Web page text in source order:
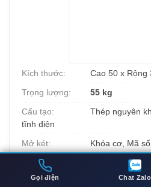
Gọi điện Chat Zalo
Kích thước:
Cao 50 x Rộng
Trọng lượng:
55 kg
Cấu tạo:
Thép nguyên
tĩnh điện
Mở két:
Khóa cơ, Mã
điện thoại
5.690.000đ